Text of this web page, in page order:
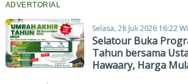
ADVERTORIAL
Selasa, 28 Juli 2026 16:22
Selatour Buka
Tahun bersama
Hawaary, Harga